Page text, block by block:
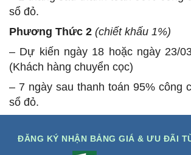
sổ đỏ.
Phương Thức 2 (chiết khấu 1%)
– Dự kiến ngày 18 hoặc ngày 23/
(Khách hàng chuyển cọc)
– 7 ngày sau thanh toán 95% công
sổ đỏ.
ĐĂNG KÝ NHẬN BẢNG GIÁ & ƯU ĐÃI